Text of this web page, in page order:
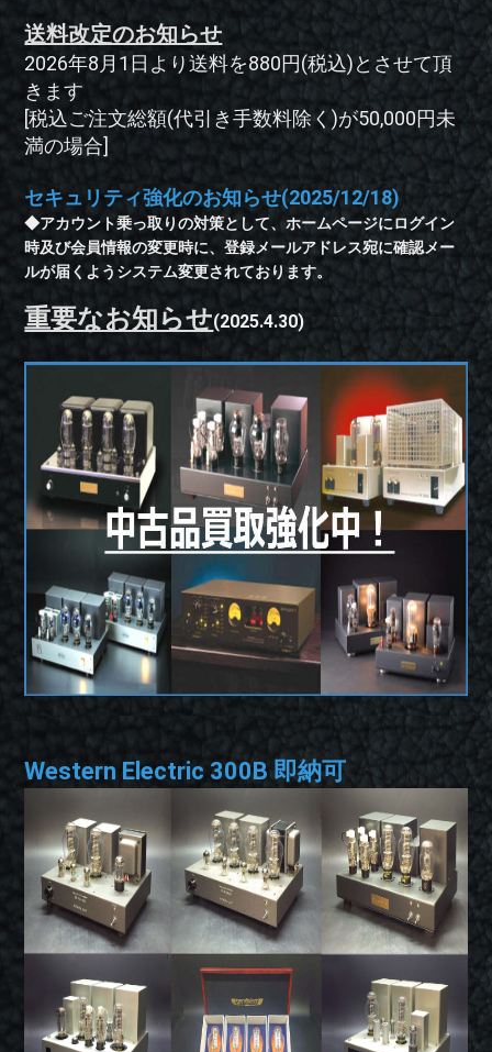
送料改定のお知らせ
2026年8月1日より送料を880円(税込)とさせて頂
きます
[税込ご注文総額(代引き手数料除く)が50,000円未
満の場合]
セキュリティ強化のお知らせ(2025/12/18)
◆アカウント乗っ取りの対策として、ホームページにログイン
時及び会員情報の変更時に、登録メールアドレス宛に確認メー
ルが届くようシステム変更されております。
重要なお知らせ(2025.4.30)
Western Electric 300B 即納可